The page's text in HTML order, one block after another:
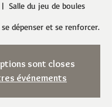
Salle du jeu de boules
dépenser et se renforcer.
sont closes
événements